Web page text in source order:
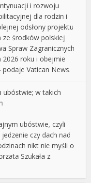
i rozwoju
dla rodzin i
odsłony projektu
ze środków polskiej
Spraw Zagranicznych
roku i obejmie
Vatican News.
ubóstwie; w takich
ubóstwie, czyli
czy dach nad
nikt nie myśli o
Szukała z